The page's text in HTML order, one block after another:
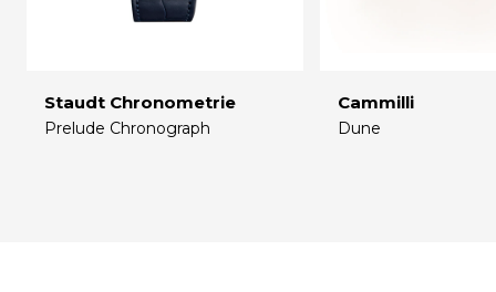
Staudt Chronometrie
Prelude Chronograph
Cammilli
Dune